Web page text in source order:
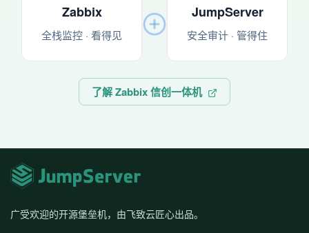
Zabbix
全栈监控 · 看得见
JumpServer
安全审计 · 管得住
了解 Zabbix 信创一体机
广受欢迎的开源堡垒机，由飞致云匠心出品。